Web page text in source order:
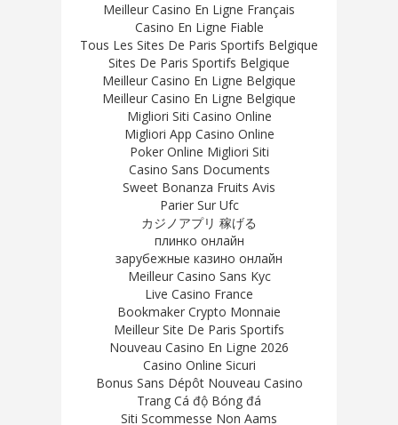
Meilleur Casino En Ligne Français
Casino En Ligne Fiable
Tous Les Sites De Paris Sportifs Belgique
Sites De Paris Sportifs Belgique
Meilleur Casino En Ligne Belgique
Meilleur Casino En Ligne Belgique
Migliori Siti Casino Online
Migliori App Casino Online
Poker Online Migliori Siti
Casino Sans Documents
Sweet Bonanza Fruits Avis
Parier Sur Ufc
カジノアプリ 稼げる
плинко онлайн
зарубежные казино онлайн
Meilleur Casino Sans Kyc
Live Casino France
Bookmaker Crypto Monnaie
Meilleur Site De Paris Sportifs
Nouveau Casino En Ligne 2026
Casino Online Sicuri
Bonus Sans Dépôt Nouveau Casino
Trang Cá độ Bóng đá
Siti Scommesse Non Aams